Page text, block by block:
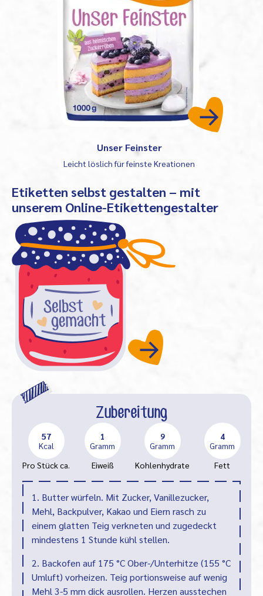
Unser Feinster
Leicht löslich für feinste Kreationen
Etiketten selbst gestalten – mit
unserem Online-Etikettengestalter
Zubereitung
57
Kcal
Pro Stück ca.
1
Gramm
Eiweiß
9
Gramm
Kohlenhydrate
4
Gramm
Fett
1. Butter würfeln. Mit Zucker, Vanillezucker,
Mehl, Backpulver, Kakao und Eiern rasch zu
einem glatten Teig verkneten und zugedeckt
mindestens 1 Stunde kühl stellen.
2. Backofen auf 175 °C Ober-/Unterhitze (155 °C
Umluft) vorheizen. Teig portionsweise auf wenig
Mehl 3-5 mm dick ausrollen. Herzen ausstechen